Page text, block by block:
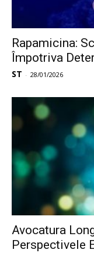
Rapamicina:
Împotriva
ST - 28/01/2026
Avocatura
Perspectivele